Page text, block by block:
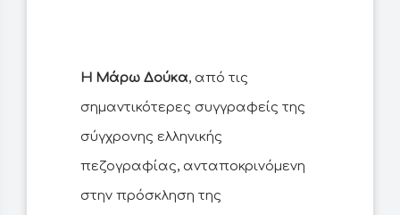
Η Μάρω Δούκα, από τις
σημαντικότερες συγγραφείς της
σύγχρονης ελληνικής
πεζογραφίας, ανταποκρινόμενη
στην πρόσκληση της